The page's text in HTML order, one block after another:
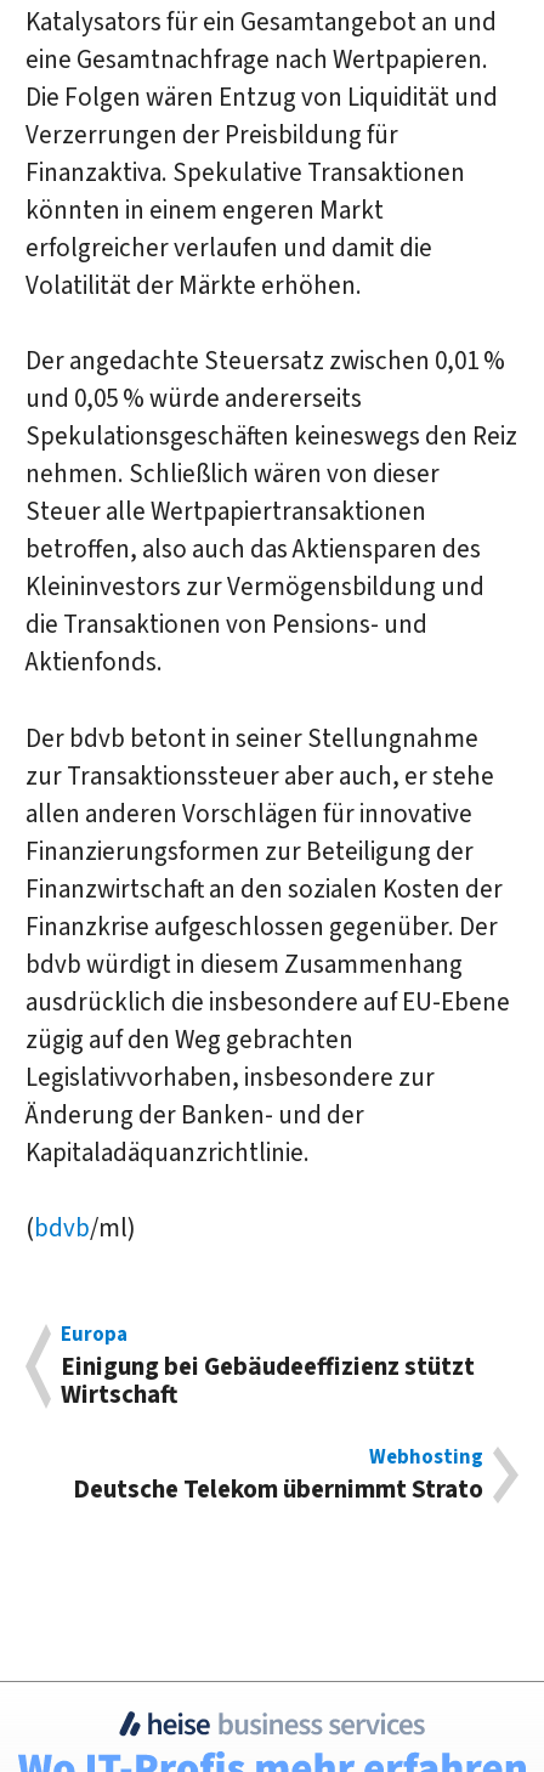
Katalysators für ein Gesamtangebot an und
eine Gesamtnachfrage nach Wertpapieren.
Die Folgen wären Entzug von Liquidität und
Verzerrungen der Preisbildung für
Finanzaktiva. Spekulative Transaktionen
könnten in einem engeren Markt
erfolgreicher verlaufen und damit die
Volatilität der Märkte erhöhen.
Der angedachte Steuersatz zwischen 0,01 %
und 0,05 % würde andererseits
Spekulationsgeschäften keineswegs den Reiz
nehmen. Schließlich wären von dieser
Steuer alle Wertpapiertransaktionen
betroffen, also auch das Aktiensparen des
Kleininvestors zur Vermögensbildung und
die Transaktionen von Pensions- und
Aktienfonds.
Der bdvb betont in seiner Stellungnahme
zur Transaktionssteuer aber auch, er stehe
allen anderen Vorschlägen für innovative
Finanzierungsformen zur Beteiligung der
Finanzwirtschaft an den sozialen Kosten der
Finanzkrise aufgeschlossen gegenüber. Der
bdvb würdigt in diesem Zusammenhang
ausdrücklich die insbesondere auf EU-Ebene
zügig auf den Weg gebrachten
Legislativvorhaben, insbesondere zur
Änderung der Banken- und der
Kapitaladäquanzrichtlinie.
(bdvb/ml)
Europa
Einigung bei Gebäudeeffizienz stützt
Wirtschaft
Webhosting
Deutsche Telekom übernimmt Strato